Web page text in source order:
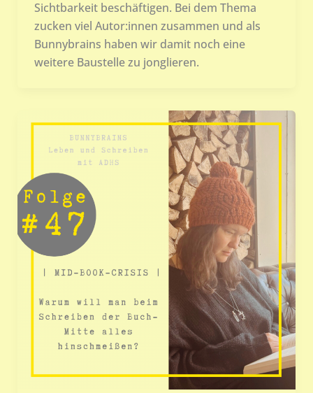
Sichtbarkeit beschäftigen. Bei dem Thema
zucken viel Autor:innen zusammen und als
Bunnybrains haben wir damit noch eine
weitere Baustelle zu jonglieren.